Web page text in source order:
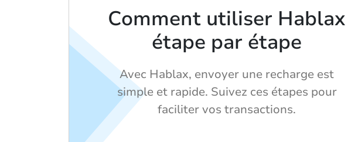
Comment utiliser Hablax
étape par étape
Avec Hablax, envoyer une recharge est
simple et rapide. Suivez ces étapes pour
faciliter vos transactions.